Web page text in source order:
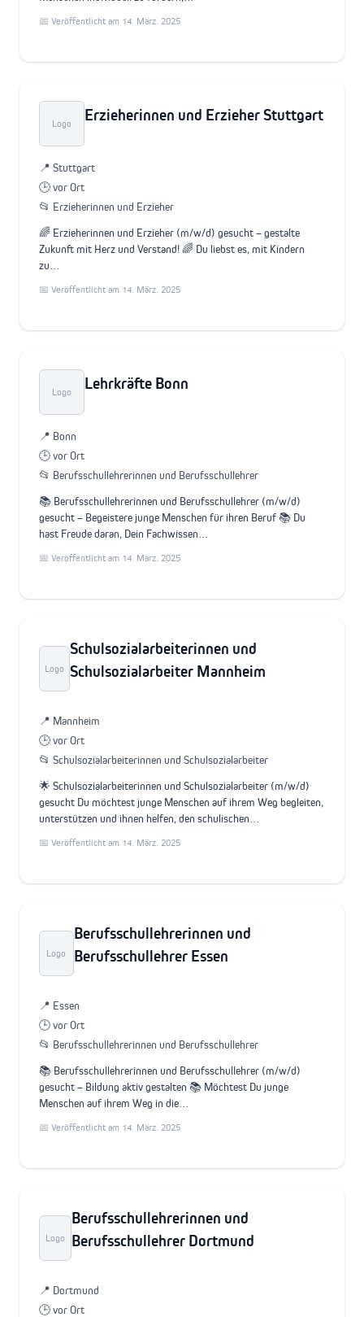
📅 Veröffentlicht am 14. März. 2025
Logo Erzieherinnen und Erzieher Stuttgart
📍 Stuttgart
🕒 vor Ort
📂 Erzieherinnen und Erzieher
🌈 Erzieherinnen und Erzieher (m/w/d) gesucht – gestalte
Zukunft mit Herz und Verstand! 🌈 Du liebst es, mit Kindern
zu…
📅 Veröffentlicht am 14. März. 2025
Logo Lehrkräfte Bonn
📍 Bonn
🕒 vor Ort
📂 Berufsschullehrerinnen und Berufsschullehrer
📚 Berufsschullehrerinnen und Berufsschullehrer (m/w/d)
gesucht – Begeistere junge Menschen für ihren Beruf 📚 Du
hast Freude daran, Dein Fachwissen…
📅 Veröffentlicht am 14. März. 2025
Logo
Schulsozialarbeiterinnen und
Schulsozialarbeiter Mannheim
📍 Mannheim
🕒 vor Ort
📂 Schulsozialarbeiterinnen und Schulsozialarbeiter
🌟 Schulsozialarbeiterinnen und Schulsozialarbeiter (m/w/d)
gesucht Du möchtest junge Menschen auf ihrem Weg begleiten,
unterstützen und ihnen helfen, den schulischen…
📅 Veröffentlicht am 14. März. 2025
Logo
Berufsschullehrerinnen und
Berufsschullehrer Essen
📍 Essen
🕒 vor Ort
📂 Berufsschullehrerinnen und Berufsschullehrer
📚 Berufsschullehrerinnen und Berufsschullehrer (m/w/d)
gesucht – Bildung aktiv gestalten 📚 Möchtest Du junge
Menschen auf ihrem Weg in die…
📅 Veröffentlicht am 14. März. 2025
Logo
Berufsschullehrerinnen und
Berufsschullehrer Dortmund
📍 Dortmund
🕒 vor Ort